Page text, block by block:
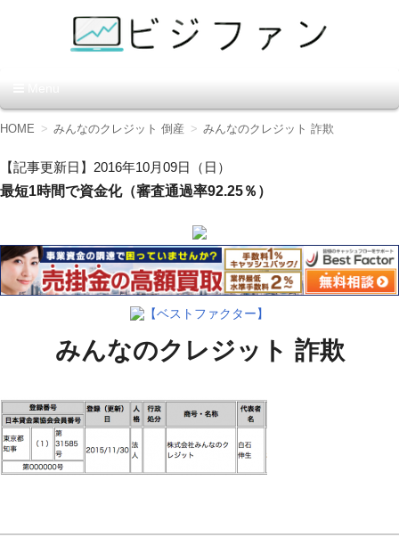
ン】
コ
テ
ン
ツ
動
HOME みんなのクレジット 倒産 みんなのクレジット 詐欺
【記事更新日】2016年10月09日（日）
最短1時間で資金化（審査通過率92.25％）
【ベストファクター】
みんなのクレジット 詐欺